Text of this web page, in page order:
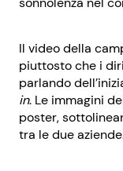
Il video della
piuttosto che i
parlando
in. Le immagini
poster,
tra le due